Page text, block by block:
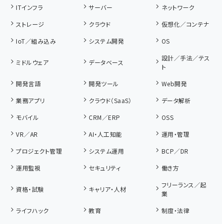
ITインフラ サーバー
ネットワーク
ストレージ
クラウド
仮想化／コンテナ
IoT／組み込み
システム開発 OS
ミドルウェア データベース
設計／手法／テス
ト
開発言語
開発ツール
Web開発
業務アプリ
クラウド（SaaS）
データ解析
モバイル
CRM／ERP
OSS
VR／AR
AI・人工知能
運用・管理
プロジェクト管理
システム運用
BCP／DR
運用監視
セキュリティ 働き方
資格・試験 キャリア・人材
フリーランス／起
業
ライフハック
教育 制度・法律